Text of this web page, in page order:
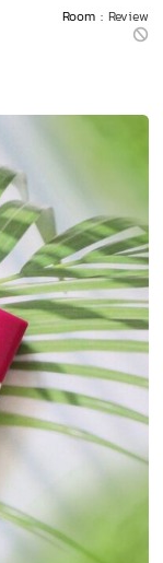
Room : Review